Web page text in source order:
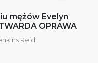
mężów Evelyn
OPRAWA
Reid